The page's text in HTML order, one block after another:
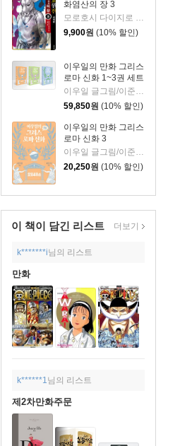
화염산의 장 3
모로호시 다이지로 글,그림/서현아 역
9,900원 (10% 할인)
이우일의 만화 그리스
로마 신화 1~3권 세트
이우일 글그림/이준석 역
59,850원 (10% 할인)
이우일의 만화 그리스
로마 신화 3
이우일 글그림/이준석 역
20,250원 (10% 할인)
이 책이 담긴 리스트 더보기
k*******i님의 리스트
만화
k******1 님의 리스트
제2차만화주문